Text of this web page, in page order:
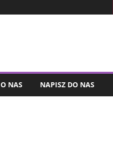
O NAS NAPISZ DO NAS